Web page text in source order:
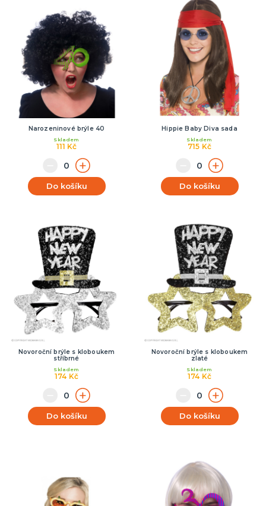
Narozeninové brýle 40
111 Kč
Skladem
Do košíku
Hippie Baby Diva sada
715 Kč
Skladem
Do košíku
Novoroční brýle s kloboukem
stříbrné
174 Kč
Skladem
Do košíku
Novoroční brýle s kloboukem
zlaté
174 Kč
Skladem
Do košíku